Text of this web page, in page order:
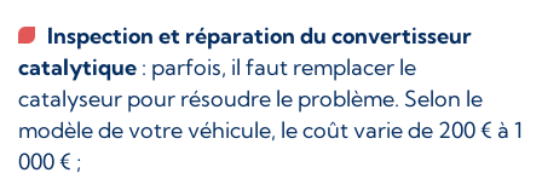
Inspection et réparation du convertisseur
catalytique : parfois, il faut remplacer le
catalyseur pour résoudre le problème. Selon le
modèle de votre véhicule, le coût varie de 200 € à 1
000 € ;